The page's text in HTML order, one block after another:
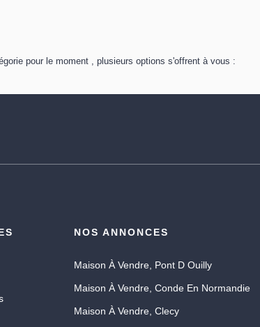
pour le moment , plusieurs options s'offrent à vous :
NOS ANNONCES
Maison À Vendre, Pont D Ouilly
Maison À Vendre, Conde En Normandie
Maison À Vendre, Clecy